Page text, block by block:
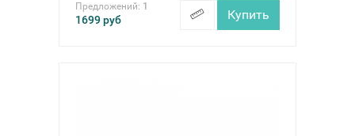
Предложений: 1
1699руб Купить